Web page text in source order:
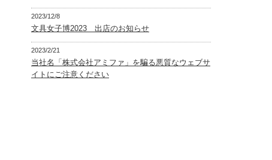
2023/12/8
文具女子博2023 出店のお知らせ
2023/2/21
当社名「株式会社アミファ」を騙る悪質なウェブサ
イトにご注意ください